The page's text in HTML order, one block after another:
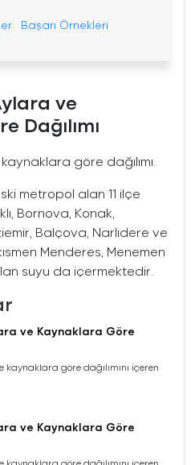
Başarı Örnekleri
ve
Dağılımı
göre dağılımı.
metropol alan 11 ilçe
Bornova, Konak,
Balçova, Narlıdere ve
Menderes, Menemen
suyu da içermektedir.
ve Kaynaklara Göre
göre dağılımını içeren
ve Kaynaklara Göre